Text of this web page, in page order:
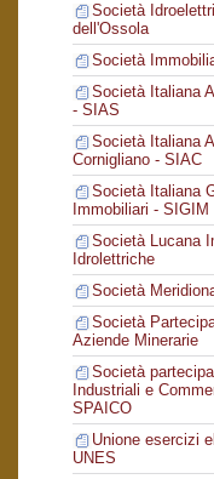
Società
dell'Ossola
Società
Società Italiana
- SIAS
Società Italiana
Cornigliano - SIAC
Società Italiana
Immobiliari - SIGIM
Società Lucana
Idrolettriche
Società
Società
Aziende Minerarie
Società
Industriali e
SPAICO
Unione esercizi
UNES